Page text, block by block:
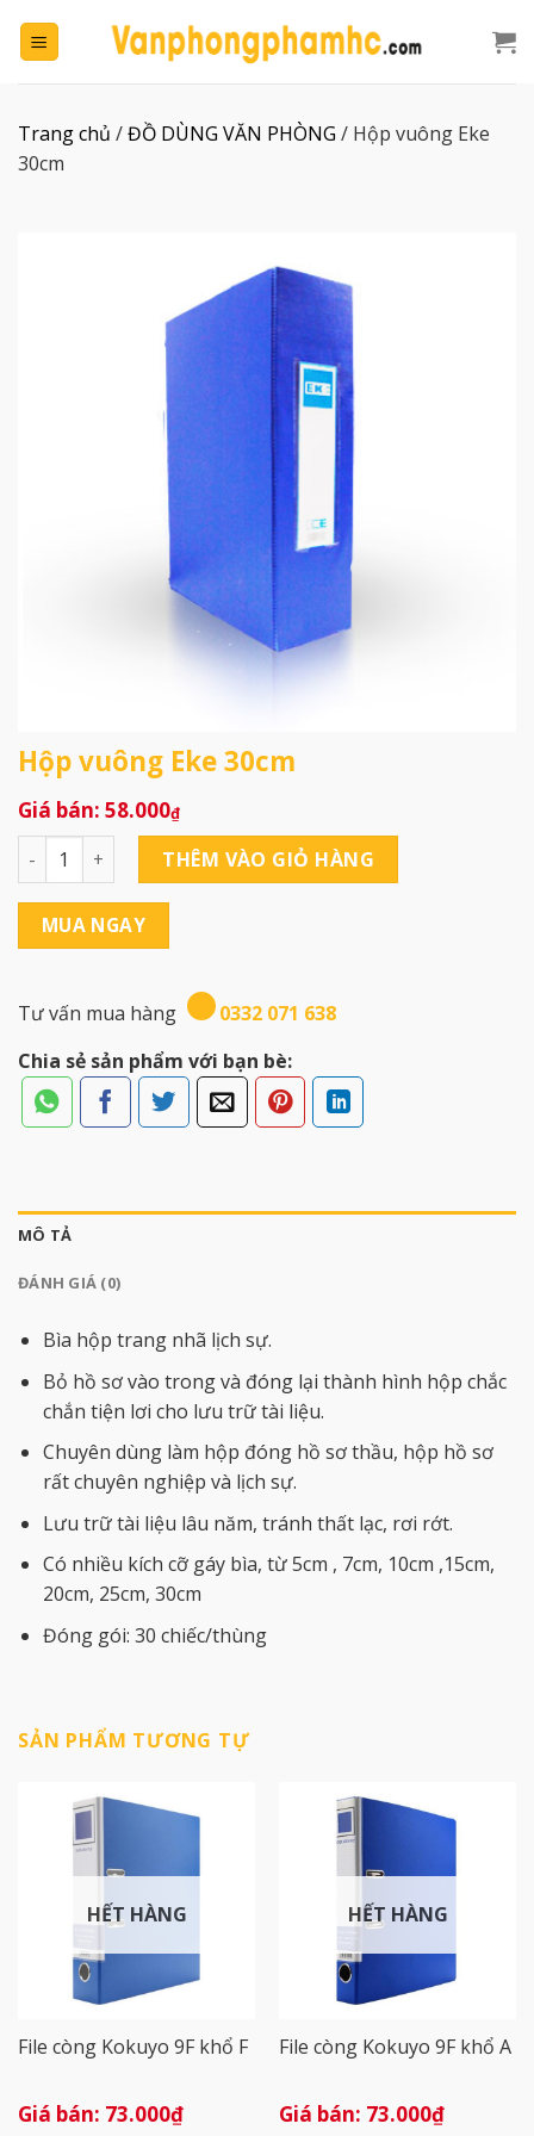
đến
Trang chủ /ĐỒ DÙNG VĂN PHÒNG / Hộp vuông Eke
30cm
Hộp vuông Eke 30cm
58.000₫
Hộp vuông Eke 30cm số lượng
THÊM VÀO GIỎ HÀNG
MUA NGAY
Tư vấn mua hàng
0332 071 638
Chia sẻ sản phẩm với bạn bè:
MÔ TẢ
ĐÁNH GIÁ (0)
Bìa hộp trang nhã lịch sự.
Bỏ hồ sơ vào trong và đóng lại thành hình hộp chắc
chắn tiện lơi cho lưu trữ tài liệu.
Chuyên dùng làm hộp đóng hồ sơ thầu, hộp hồ sơ
rất chuyên nghiệp và lịch sự.
Lưu trữ tài liệu lâu năm, tránh thất lạc, rơi rớt.
Có nhiều kích cỡ gáy bìa, từ 5cm , 7cm, 10cm ,15cm,
20cm, 25cm, 30cm
Đóng gói: 30 chiếc/thùng
SẢN PHẨM TƯƠNG TỰ
HẾT HÀNG
File còng Kokuyo 9F khổ F
73.000₫
HẾT HÀNG
File còng Kokuyo 9F khổ A
73.000₫